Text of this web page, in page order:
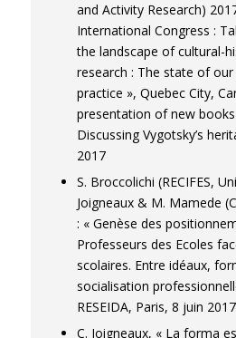
and Activity Research)
International Congress :
the landscape of cultural-
research : The state of
practice », Quebec City,
presentation of new
Discussing Vygotsky’s
2017
S. Broccolichi (RECIFES,
Joigneaux & M. Mamede
: « Genèse des
Professeurs des Ecoles
scolaires. Entre idéaux,
socialisation
RESEIDA, Paris, 8 juin
C. Joigneaux, « La forma